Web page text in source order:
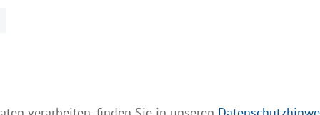
in Europa. Die Werften verfügen über eine
Investitionen in eine Laser-
zu einem der effizientesten
rund 2.500 Schiffsneubauten entworfen,
und Stena-Line-Fähren. MV WERFTEN mit